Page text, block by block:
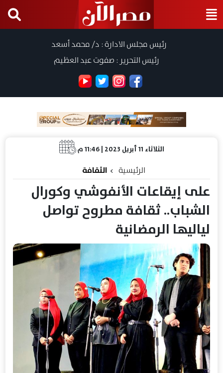
رئيس مجلس الادارة : د/ محمد أسعد
رئيس التحرير : صفوت عبد العظيم
الثلاثاء 11 أبريل 2023 | 11:46 م
الرئيسية الثقافة
على إيقاعات الأنفوشي وكورال
الشباب.. ثقافة مطروح تواصل
لياليها الرمضانية